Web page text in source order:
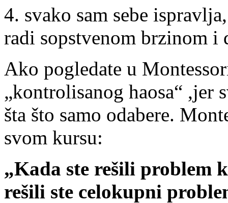
4. svako sam sebe
radi sopstvenom brzinom i
Ako pogledate u
„kontrolisanog haosa“ ,jer
šta što samo odabere.
svom kursu:
„Kada ste rešili problem
rešili ste celokupni